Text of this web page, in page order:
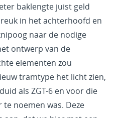
baklengte juist geld
in het achterhoofd en
naar de nodige
ontwerp van de
elementen zou
tramtype het licht zien,
als ZGT-6 en voor die
noemen was. Deze